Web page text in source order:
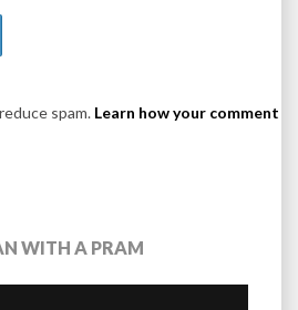
spam. Learn how your comment
WITH A PRAM